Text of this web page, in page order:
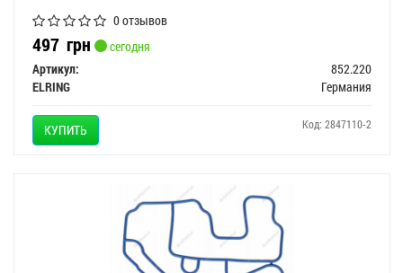
0 отзывов
497 грн
сегодня
Артикул:
852.220
ELRING
Германия
КУПИТЬ Код: 2847110-2